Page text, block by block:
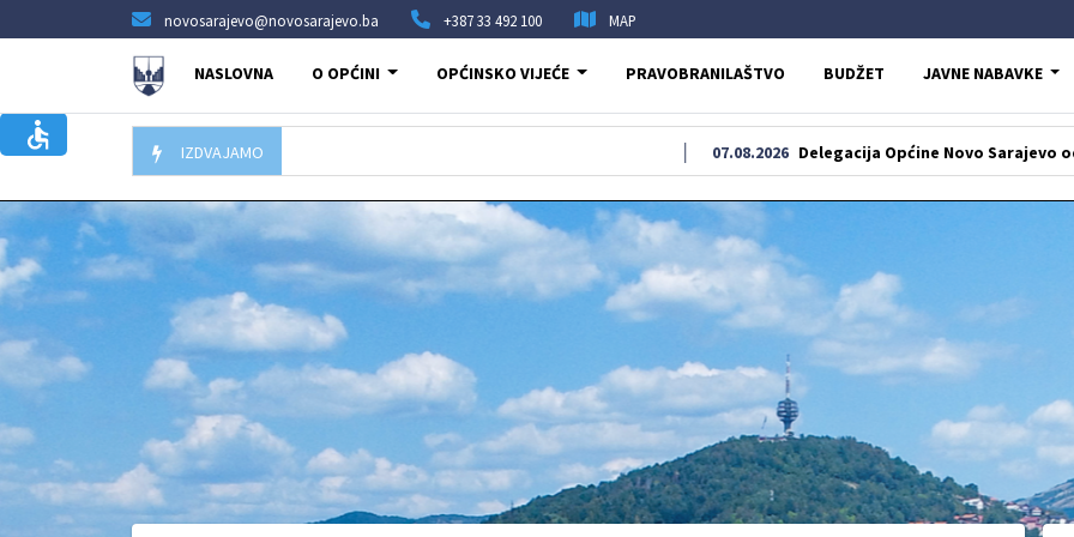
novosarajevo@novosarajevo.ba +387 33 492 100 MAP
NASLOVNA O OPĆINI OPĆINSKO VIJEĆE PRAVOBRANILAŠTVO BUDŽET JAVNE NABAVKE
IZDVAJAMO Delegacija Općine Novo Sarajevo odala